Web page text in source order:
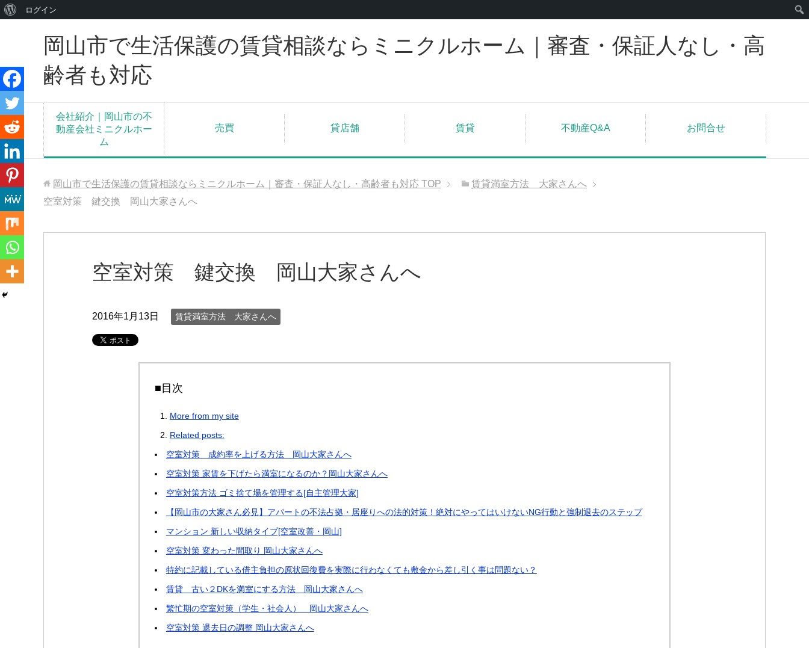
岡山市で生活保護の賃貸相談ならミニクルホーム｜審査・保証人なし・高
齢者も対応
会社紹介｜岡山市の不
動産会社ミニクルホー
ム
売買 貸店舗 賃貸 不動産Q&A お問合せ
岡山市で生活保護の賃貸相談ならミニクルホーム｜審査・保証人なし・高齢者も対応 TOP
賃貸満室方法 大家さんへ
空室対策 鍵交換 岡山大家さんへ
空室対策 鍵交換 岡山大家さんへ
2016年1月13日 賃貸満室方法 大家さんへ
■目次
More from my site
Related posts:
空室対策 成約率を上げる方法 岡山大家さんへ
空室対策 家賃を下げたら満室になるのか？岡山大家さんへ
空室対策方法 ゴミ捨て場を管理する[自主管理大家]
【岡山市の大家さん必見】アパートの不法占拠・居座りへの法的対策！絶対にやってはいけないNG行動と強制退去のステップ
マンション 新しい収納タイプ[空室改善・岡山]
空室対策 変わった間取り 岡山大家さんへ
特約に記載している借主負担の原状回復費を実際に行わなくても敷金から差し引く事は問題ない？
賃貸 古い２DKを満室にする方法 岡山大家さんへ
繁忙期の空室対策（学生・社会人） 岡山大家さんへ
空室対策 退去日の調整 岡山大家さんへ
WordPress
い
て
ログイン